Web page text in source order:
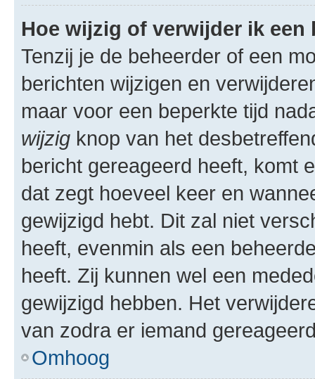
Hoe wijzig of verwijder ik een
Tenzij je de beheerder of een
berichten wijzigen en
maar voor een beperkte tijd
wijzig knop van het
bericht gereageerd heeft, komt
dat zegt hoeveel keer en
gewijzigd hebt. Dit zal niet
heeft, evenmin als een
heeft. Zij kunnen wel een
gewijzigd hebben. Het
van zodra er iemand
Omhoog